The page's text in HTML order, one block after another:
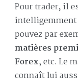
Pour trader, il
intelligemment
pouvez par
matières
Forex, etc. Le
connaît lui